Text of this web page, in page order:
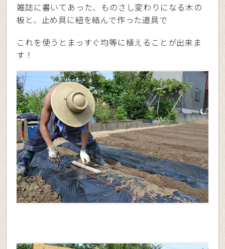
雑誌に書いてあった、ものさし変わりになる木の
板と、止め具に紐を結んで作った道具で
これを使うとまっすぐ均等に植えることが出来ま
す！